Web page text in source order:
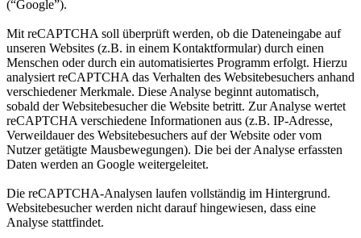
(“Google”).
Mit reCAPTCHA soll überprüft werden, ob die Dateneingabe auf
unseren Websites (z.B. in einem Kontaktformular) durch einen
Menschen oder durch ein automatisiertes Programm erfolgt. Hierzu
analysiert reCAPTCHA das Verhalten des Websitebesuchers anhand
verschiedener Merkmale. Diese Analyse beginnt automatisch,
sobald der Websitebesucher die Website betritt. Zur Analyse wertet
reCAPTCHA verschiedene Informationen aus (z.B. IP-Adresse,
Verweildauer des Websitebesuchers auf der Website oder vom
Nutzer getätigte Mausbewegungen). Die bei der Analyse erfassten
Daten werden an Google weitergeleitet.
Die reCAPTCHA-Analysen laufen vollständig im Hintergrund.
Websitebesucher werden nicht darauf hingewiesen, dass eine
Analyse stattfindet.